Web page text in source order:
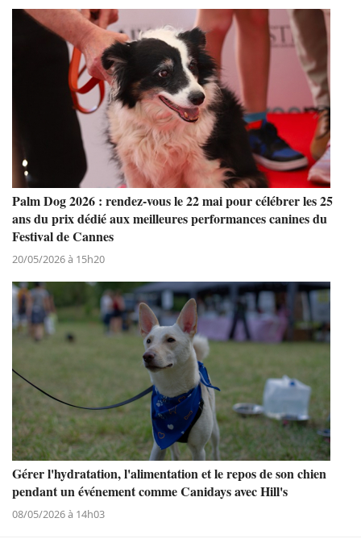
Palm Dog 2026 : rendez-vous le 22 mai pour célébrer les 25
ans du prix dédié aux meilleures performances canines du
Festival de Cannes
20/05/2026 à 15h20
Gérer l'hydratation, l'alimentation et le repos de son chien
pendant un événement comme Canidays avec Hill's
08/05/2026 à 14h03